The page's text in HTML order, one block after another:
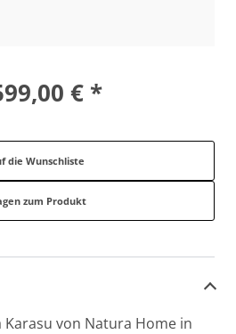
€ *
die Wunschliste
zum Produkt
Karasu von Natura Home in